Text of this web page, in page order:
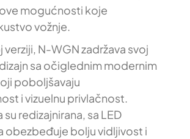
mogućnosti koje
vožnje.
N-WGN zadržava svoj
sa očiglednim modernim
poboljšavaju
i vizuelnu privlačnost.
redizajnirana, sa LED
obezbeđuje bolju vidljivost i